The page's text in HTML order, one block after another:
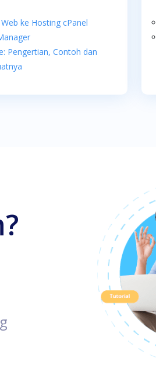
ke Hosting cPanel
Pengertian, Contoh dan